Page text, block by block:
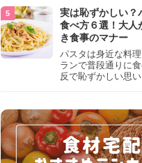
真は個人情報が詰ま
ただ丸めただけの状
うのは危険です。
ない捨て方をまとめ
ひチェックしてお
実は恥ずかしい？
食べ方６選！大人
き食事のマナー
パスタは身近な料
ランで普段通りに
反で恥ずかしい思
して、正しい食べ
う。大人の嗜みと
い新常識を解説し